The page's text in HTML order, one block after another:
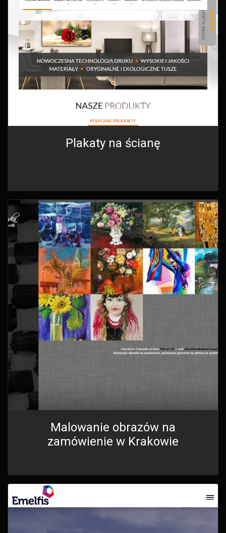
Plakaty na ścianę
Malowanie obrazów na
zamówienie w Krakowie